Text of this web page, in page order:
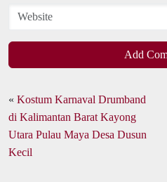
Add
« Kostum Karnaval Drumband
di Kalimantan Barat Kayong
Utara Pulau Maya Desa Dusun
Kecil